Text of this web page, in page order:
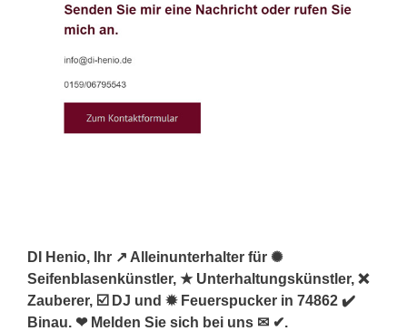
DI Henio, Ihr ↗️ Alleinunterhalter für ✺
Seifenblasenkünstler, ★ Unterhaltungskünstler, ❌
Zauberer, ☑️ DJ und ✹ Feuerspucker in 74862 ✔️
Binau. ❤ Melden Sie sich bei uns ✉ ✔.